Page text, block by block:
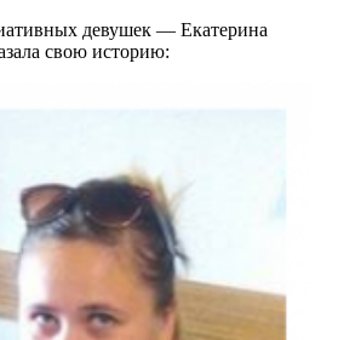
девушек — Екатерина
свою историю: